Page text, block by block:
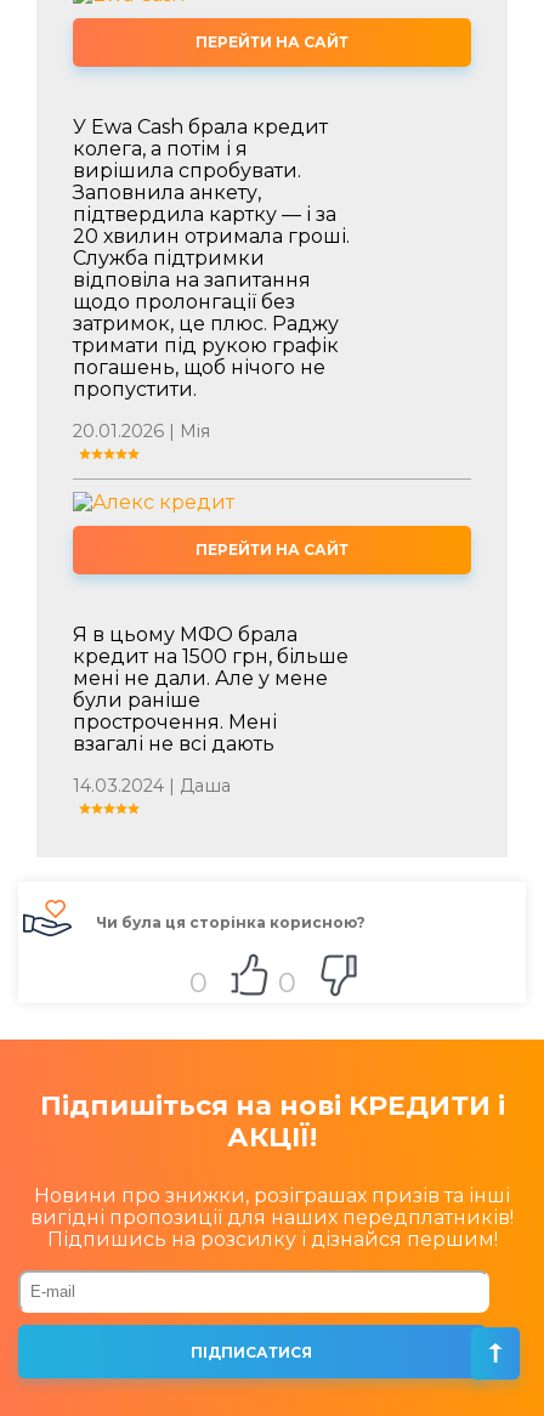
ПЕРЕЙТИ НА САЙТ
У Ewa Cash брала кредит
колега, а потім і я
вирішила спробувати.
Заповнила анкету,
підтвердила картку — і за
20 хвилин отримала гроші.
Служба підтримки
відповіла на запитання
щодо пролонгації без
затримок, це плюс. Раджу
тримати під рукою графік
погашень, щоб нічого не
пропустити.
20.01.2026 | Мія
ПЕРЕЙТИ НА САЙТ
Я в цьому МФО брала
кредит на 1500 грн, більше
мені не дали. Але у мене
були раніше
прострочення. Мені
взагалі не всі дають
14.03.2024 | Даша
Чи була ця сторінка корисною?
0 0
Підпишіться на нові КРЕДИТИ і
АКЦІЇ!
Новини про знижки, розіграшах призів та інші
вигідні пропозиції для наших передплатників!
Підпишись на розсилку і дізнайся першим!